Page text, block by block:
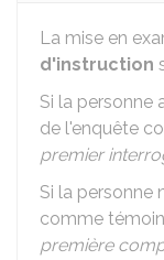
La mise en
d'instruction
Si la personne
de l'enquête
premier
Si la personne
comme
première